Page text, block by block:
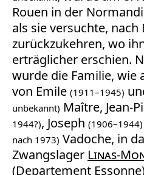
Rouen in der
als sie versuchte, nach
zurückzukehren, wo
erträglicher erschien.
wurde die Familie, wie
von Emile (1911–1945)
unbekannt) Maître, Jean-
1944?), Joseph (1906–1944)
nach 1973) Vadoche, in
Zwangslager Linas-
(Departement